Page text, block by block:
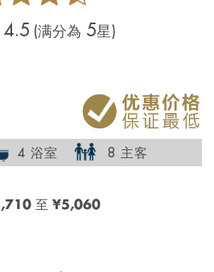
4.5 (满分為 5星)
4 浴室 8 主客
至¥5,060